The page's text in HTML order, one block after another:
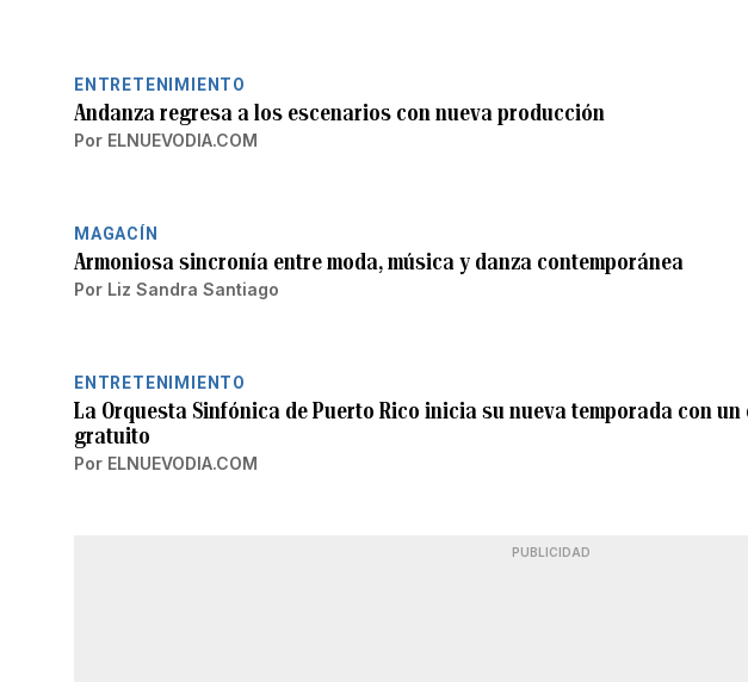
ENTRETENIMIENTO
Andanza regresa a los escenarios con nueva producción
Por ELNUEVODIA.COM
MAGACÍN
Armoniosa sincronía entre moda, música y danza contemporánea
Por Liz Sandra Santiago
ENTRETENIMIENTO
La Orquesta Sinfónica de Puerto Rico inicia su nueva temporada con
gratuito
Por ELNUEVODIA.COM
PUBLICIDAD